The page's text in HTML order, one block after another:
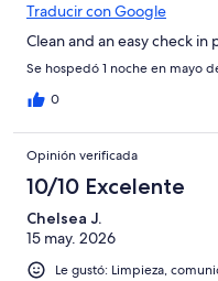
Traducir con Google
Clean and an easy check in
Se hospedó 1 noche en mayo
0
Opinión verificada
10/10 Excelente
Chelsea J.
15 may. 2026
Le gustó: Limpieza,